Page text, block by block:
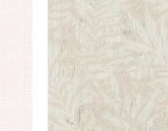
Материал основы:
Флизелин
Раппорт: <>